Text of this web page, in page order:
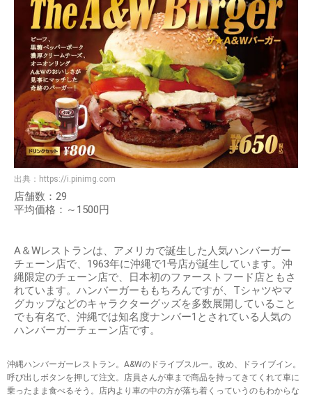
出典： https://i.pinimg.com
店舗数：29
平均価格：～1500円
A＆Wレストランは、アメリカで誕生した人気ハンバーガー
チェーン店で、1963年に沖縄で1号店が誕生しています。沖
縄限定のチェーン店で、日本初のファーストフード店ともさ
れています。ハンバーガーももちろんですが、Tシャツやマ
グカップなどのキャラクターグッズを多数展開していること
でも有名で、沖縄では知名度ナンバー1とされている人気の
ハンバーガーチェーン店です。
沖縄ハンバーガーレストラン。A&Wのドライブスルー。改め、ドライブイン。
呼び出しボタンを押して注文。店員さんが車まで商品を持ってきてくれて車に
乗ったまま食べるそう。店内より車の中の方が落ち着くっていうのもわからな